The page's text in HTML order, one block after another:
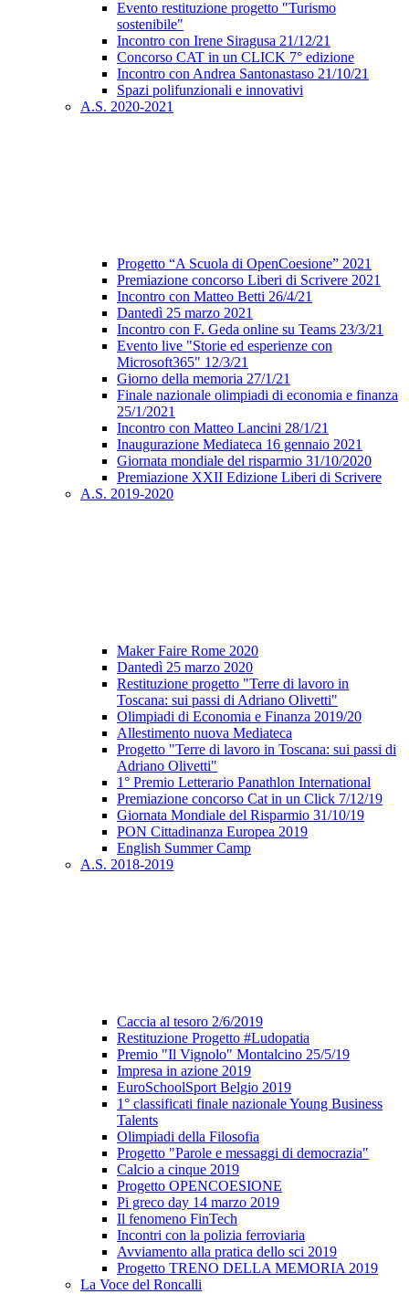
Evento restituzione progetto "Turismo
sostenibile"
Incontro con Irene Siragusa 21/12/21
Concorso CAT in un CLICK 7° edizione
Incontro con Andrea Santonastaso 21/10/21
Spazi polifunzionali e innovativi
A.S. 2020-2021
Progetto “A Scuola di OpenCoesione” 2021
Premiazione concorso Liberi di Scrivere 2021
Incontro con Matteo Betti 26/4/21
Dantedì 25 marzo 2021
Incontro con F. Geda online su Teams 23/3/21
Evento live "Storie ed esperienze con
Microsoft365" 12/3/21
Giorno della memoria 27/1/21
Finale nazionale olimpiadi di economia e finanza
25/1/2021
Incontro con Matteo Lancini 28/1/21
Inaugurazione Mediateca 16 gennaio 2021
Giornata mondiale del risparmio 31/10/2020
Premiazione XXII Edizione Liberi di Scrivere
A.S. 2019-2020
Maker Faire Rome 2020
Dantedì 25 marzo 2020
Restituzione progetto "Terre di lavoro in
Toscana: sui passi di Adriano Olivetti"
Olimpiadi di Economia e Finanza 2019/20
Allestimento nuova Mediateca
Progetto "Terre di lavoro in Toscana: sui passi di
Adriano Olivetti"
1° Premio Letterario Panathlon International
Premiazione concorso Cat in un Click 7/12/19
Giornata Mondiale del Risparmio 31/10/19
PON Cittadinanza Europea 2019
English Summer Camp
A.S. 2018-2019
Caccia al tesoro 2/6/2019
Restituzione Progetto #Ludopatia
Premio "Il Vignolo" Montalcino 25/5/19
Impresa in azione 2019
EuroSchoolSport Belgio 2019
1° classificati finale nazionale Young Business
Talents
Olimpiadi della Filosofia
Progetto "Parole e messaggi di democrazia"
Calcio a cinque 2019
Progetto OPENCOESIONE
Pi greco day 14 marzo 2019
Il fenomeno FinTech
Incontri con la polizia ferroviaria
Avviamento alla pratica dello sci 2019
Progetto TRENO DELLA MEMORIA 2019
La Voce del Roncalli